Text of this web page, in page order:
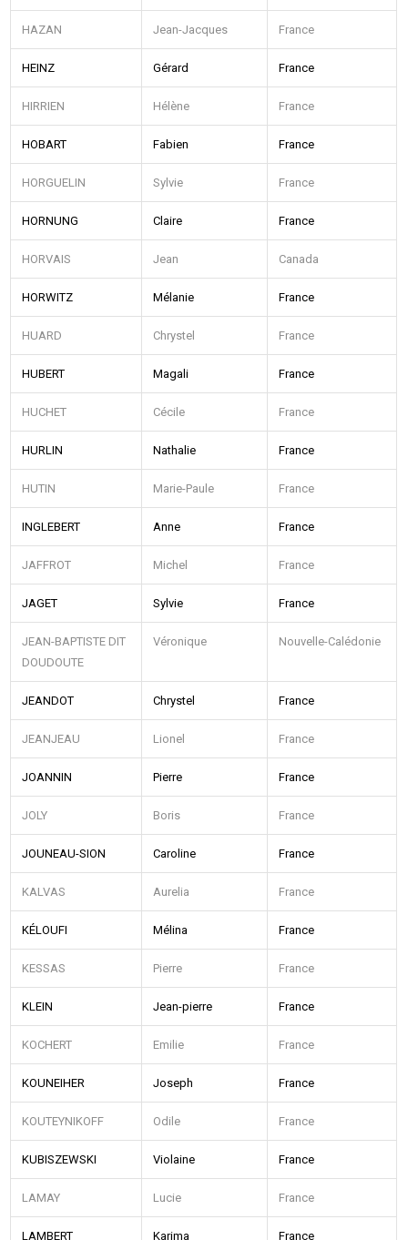
HAZAN Jean-Jacques France
HEINZ Gérard France
HIRRIEN Hélène France
HOBART Fabien France
HORGUELIN Sylvie France
HORNUNG Claire France
HORVAIS Jean Canada
HORWITZ Mélanie France
HUARD Chrystel France
HUBERT Magali France
HUCHET Cécile France
HURLIN Nathalie France
HUTIN Marie-Paule France
INGLEBERT Anne France
JAFFROT Michel France
JAGET Sylvie France
JEAN-BAPTISTE DIT
DOUDOUTE
Véronique Nouvelle-Calédonie
JEANDOT Chrystel France
JEANJEAU Lionel France
JOANNIN Pierre France
JOLY Boris France
JOUNEAU-SION Caroline France
KALVAS Aurelia France
KÉLOUFI Mélina France
KESSAS Pierre France
KLEIN Jean-pierre France
KOCHERT Emilie France
KOUNEIHER Joseph France
KOUTEYNIKOFF Odile France
KUBISZEWSKI Violaine France
LAMAY Lucie France
LAMBERT Karima France